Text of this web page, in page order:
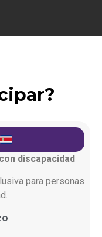
discapacidad
para personas
.